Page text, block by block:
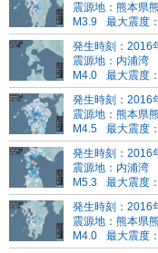
震源地：熊本県
M3.9
最大震度
発生時刻：2016
震源地：内浦湾
M4.0
最大震度
発生時刻：2016
震源地：熊本県
M4.5
最大震度
発生時刻：2016
震源地：内浦湾
M5.3
最大震度
発生時刻：2016
震源地：熊本県
M4.0
最大震度